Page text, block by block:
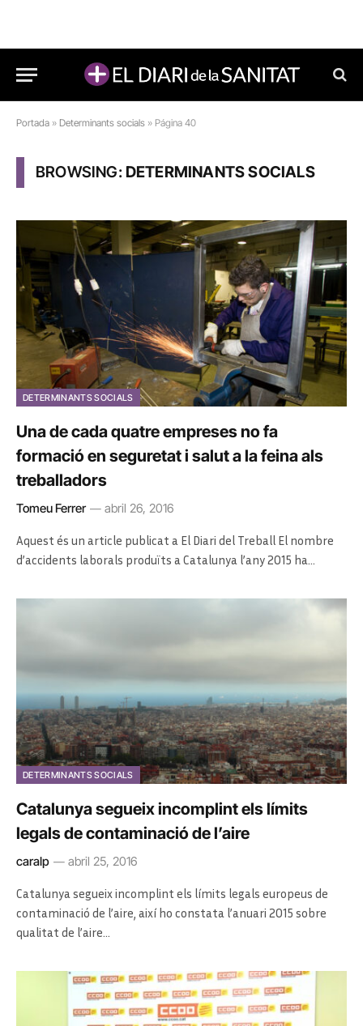
Portada » Determinants socials » Página 40
BROWSING:DETERMINANTS SOCIALS
DETERMINANTS SOCIALS
Una de cada quatre empreses no fa
formació en seguretat i salut a la feina als
treballadors
Tomeu Ferrer abril 26, 2016
Aquest és un article publicat a El Diari del Treball El nombre
d’accidents laborals produïts a Catalunya l’any 2015 ha…
DETERMINANTS SOCIALS
Catalunya segueix incomplint els límits
legals de contaminació de l’aire
caralp abril 25, 2016
Catalunya segueix incomplint els límits legals europeus de
contaminació de l’aire, així ho constata l’anuari 2015 sobre
qualitat de l’aire…